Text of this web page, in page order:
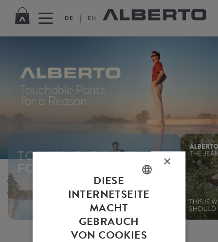
DE | EN
TOUCHABLE PANTS
FOR A REASON ×
DIESE
INTERNETSEITE
MACHT
GEBRAUCH
VON COOKIES